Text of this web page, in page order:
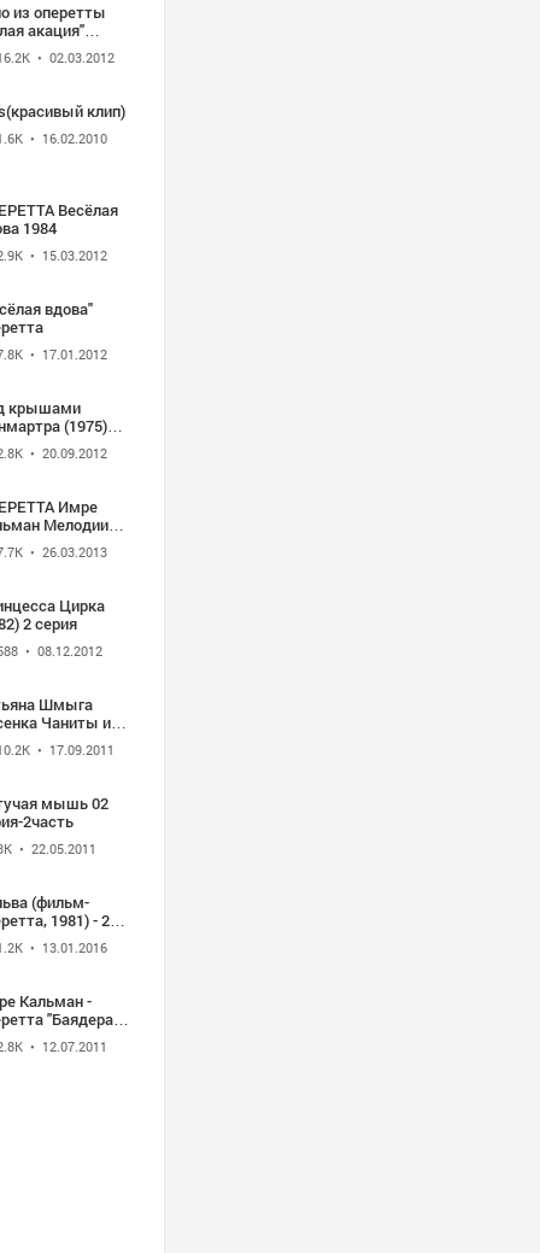
из оперетты
акация"
• 02.03.2012
клип)
• 16.02.2010
Весёлая
1984
• 15.03.2012
вдова"
• 17.01.2012
крышами
(1975)
оперетта -
Кальман.
• 20.09.2012
Имре
Мелодии
• 26.03.2013
Цирка
2 серия
• 08.12.2012
Шмыга
Чаниты из
Милютина
Чаниты
• 17.09.2011
мышь 02
2часть
• 22.05.2011
(фильм-
1981) - 2
• 13.01.2016
Кальман -
''Баядера'' -
• 12.07.2011